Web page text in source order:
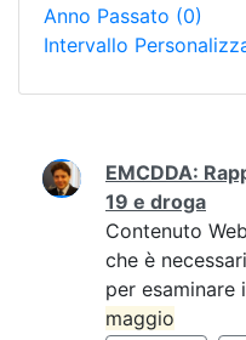
Anno Passato (0)
Intervallo
Ricerca
EMCDDA:
19 e droga
Contenuto Web
che è
per esaminare
maggio